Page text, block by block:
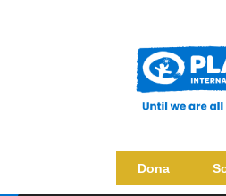
Dona